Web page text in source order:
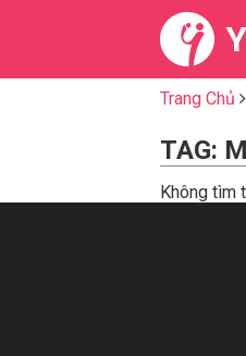
Trang Chủ
TAG:
Không tìm